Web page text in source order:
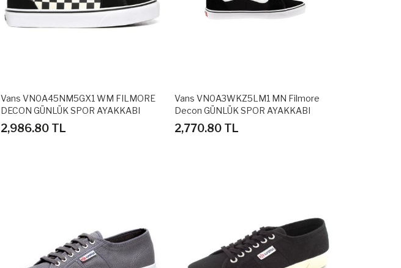
Vans VN0A45NM5GX1 WM FILMORE
DECON GÜNLÜK SPOR AYAKKABI
2,986.80 TL
Vans VN0A3WKZ5LM1 MN Filmore
Decon GÜNLÜK SPOR AYAKKABI
2,770.80 TL